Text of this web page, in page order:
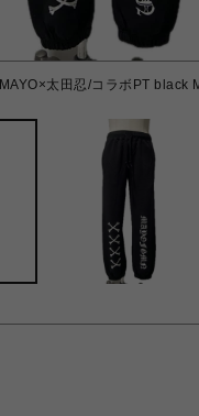
MAYO×太田忍/コラボPT black